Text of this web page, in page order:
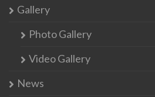
Gallery
Photo Gallery
Video Gallery
News